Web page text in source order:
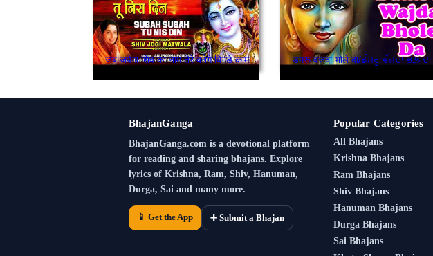
जब जपेगा शिव का नाम तेरे बनेगे बिगडे काम डमरू वजदा भोले दा/ਡੰਮਰੂ ਵੱਜਦਾ ਭੋਲ਼ੇ ਦਾ
BhajanGanga
BhajanGanga.com is a devotional platform
for reading and sharing bhajans. Explore
lyrics of Krishna, Ram, Shiv, Hanuman,
Durga, Sai and many more.
📱 Get the App ➕ Submit a Bhajan
Popular Categories
All Bhajans
Krishna Bhajans
Ram Bhajans
Shiv Bhajans
Hanuman Bhajans
Durga Bhajans
Sai Bhajans